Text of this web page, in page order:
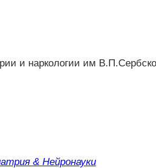
и наркологии им
& Нейронауки